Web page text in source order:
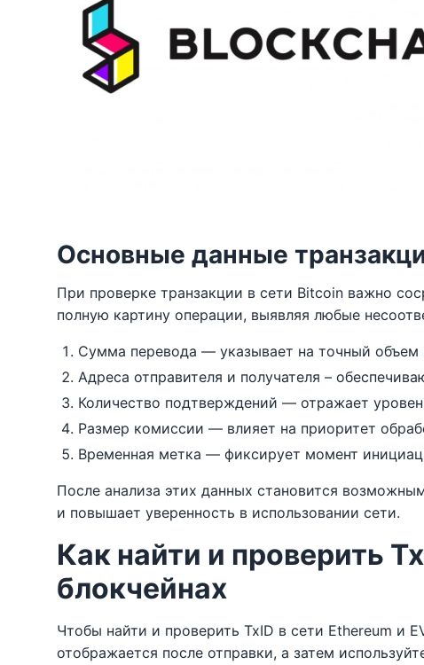
Основные данные
При проверке транзакции в сети Bitcoin важно
полную картину операции, выявляя любые
Сумма перевода — указывает на точный
Адреса отправителя и получателя –
Количество подтверждений — отражает
Размер комиссии — влияет на приоритет
Временная метка — фиксирует момент
После анализа этих данных становится
и повышает уверенность в использовании сети.
Как найти и проверить
блокчейнах
Чтобы найти и проверить TxID в сети Ethereum и
отображается после отправки, а затем